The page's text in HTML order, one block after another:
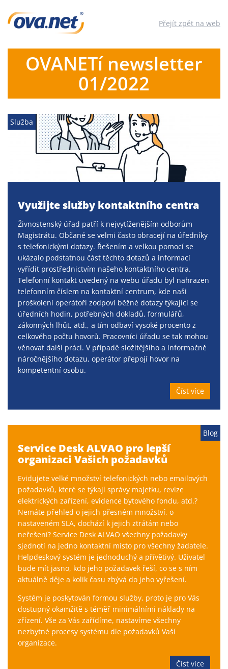
Přejít zpět na web
OVANETí newsletter
01/2022
Služba
Využijte služby kontaktního centra
Živnostenský úřad patří k nejvytíženějším odborům
Magistrátu. Občané se velmi často obracejí na úředníky
s telefonickými dotazy. Řešením a velkou pomocí se
ukázalo podstatnou část těchto dotazů a informací
vyřídit prostřednictvím našeho kontaktního centra.
Telefonní kontakt uvedený na webu úřadu byl nahrazen
telefonním číslem na kontaktní centrum, kde naši
proškolení operátoři zodpoví běžné dotazy týkající se
úředních hodin, potřebných dokladů, formulářů,
zákonných lhůt, atd., a tím odbaví vysoké procento z
celkového počtu hovorů. Pracovníci úřadu se tak mohou
věnovat další práci. V případě složitějšího a informačně
náročnějšího dotazu, operátor přepojí hovor na
kompetentní osobu.
Číst více
Service Desk ALVAO pro lepší
organizaci Vašich požadavků
Evidujete velké množství telefonických nebo emailových
požadavků, které se týkají správy majetku, revize
elektrických zařízení, evidence bytového fondu, atd.?
Nemáte přehled o jejich přesném množství, o
nastaveném SLA, dochází k jejich ztrátám nebo
neřešení? Service Desk ALVAO všechny požadavky
sjednotí na jedno kontaktní místo pro všechny žadatele.
Helpdeskový systém je jednoduchý a přívětivý. Uživatel
bude mít jasno, kdo jeho požadavek řeší, co se s ním
aktuálně děje a kolik času zbývá do jeho vyřešení.
Systém je poskytován formou služby, proto je pro Vás
dostupný okamžitě s téměř minimálními náklady na
zřízení. Vše za Vás zařídíme, nastavíme všechny
nezbytné procesy systému dle požadavků Vaší
organizace.
Číst více
Blog